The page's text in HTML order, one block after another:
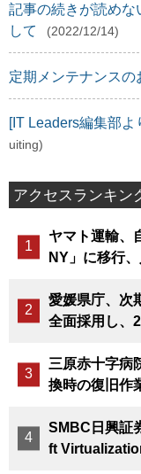
記事の続きが読めな
して
(2022/12/14)
定期メンテナンスの
[IT Leaders編集部
uiting)
アクセスランキン
ヤマト運輸、
NY」に移行
愛媛県庁、次
全面採用し、
三原赤十字病
換時の復旧作
SMBC日興証
ft